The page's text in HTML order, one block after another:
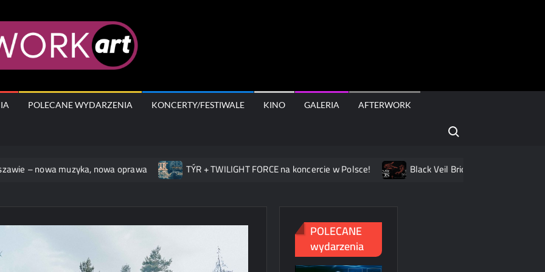
POLECANE WYDARZENIA KONCERTY/FESTIWALE KINO GALERIA AFTERWORK
Search for:
nowa muzyka, nowa oprawa TÝR + TWILIGHT FORCE na koncercie w Polsce! Black Veil Brides na dwóch koncertach
POLECANE
wydarzenia